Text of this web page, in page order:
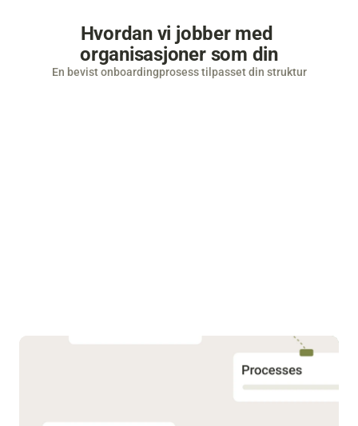
Hvordan vi jobber med
organisasjoner som din
En bevist onboardingprosess tilpasset din struktur
Gå live
Optimalisering og gjennomgang